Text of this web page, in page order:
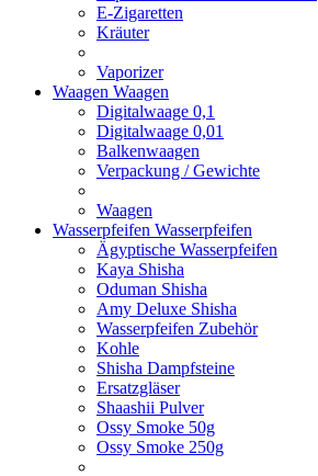
E-Zigaretten
Kräuter
Vaporizer
Waagen Waagen
Digitalwaage 0,1
Digitalwaage 0,01
Balkenwaagen
Verpackung / Gewichte
Waagen
Wasserpfeifen Wasserpfeifen
Ägyptische Wasserpfeifen
Kaya Shisha
Oduman Shisha
Amy Deluxe Shisha
Wasserpfeifen Zubehör
Kohle
Shisha Dampfsteine
Ersatzgläser
Shaashii Pulver
Ossy Smoke 50g
Ossy Smoke 250g